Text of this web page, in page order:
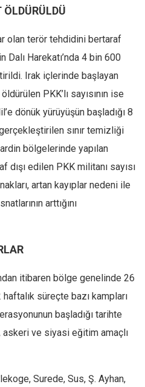
olan terör tehdidini bertaraf
Dalı Harekatı’nda 4 bin 600
Irak içlerinde başlayan
PKK’lı sayısının ise
dönük yürüyüşün başladığı 8
sınır temizliği
bölgelerinde yapılan
dışı edilen PKK militanı sayısı
artan kayıplar nedeni ile
arttığını
itibaren bölge genelinde 26
süreçte bazı kampları
başladığı tarihte
ve siyasi eğitim amaçlı
Surede, Sus, Ş. Ayhan,